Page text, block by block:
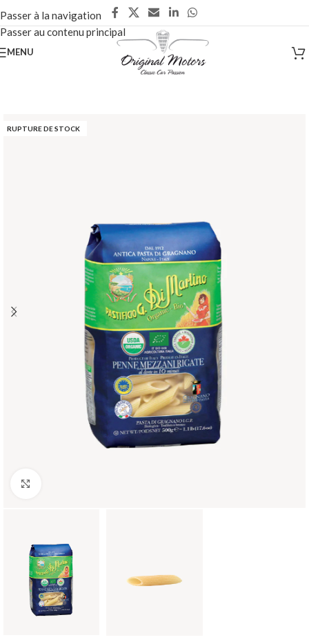
Passer à la navigation
Passer au contenu principal
MENU
RUPTURE DE STOCK